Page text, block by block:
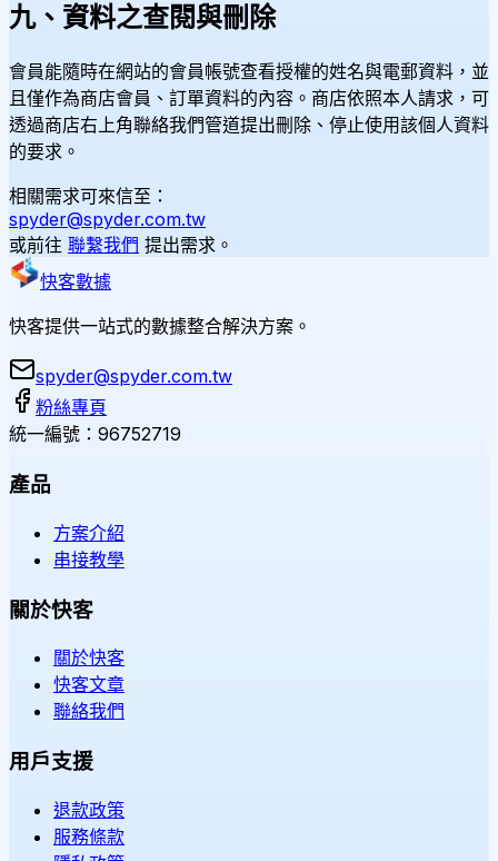
九、資料之查閱與刪除
會員能隨時在網站的會員帳號查看授權的姓名與電郵資料，並
且僅作為商店會員、訂單資料的內容。商店依照本人請求，可
透過商店右上角聯絡我們管道提出刪除、停止使用該個人資料
的要求。
相關需求可來信至：
spyder@spyder.com.tw
或前往 聯繫我們 提出需求。
快客數據
快客提供一站式的數據整合解決方案。
spyder@spyder.com.tw
粉絲專頁
統一編號：96752719
產品
方案介紹
串接教學
關於快客
關於快客
快客文章
聯絡我們
用戶支援
退款政策
服務條款